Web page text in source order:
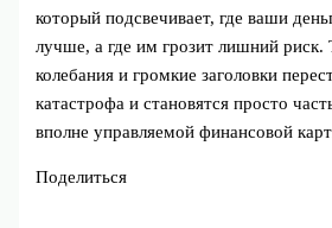
который подсвечивает, где ваши
лучше, а где им грозит лишний риск.
колебания и громкие заголовки
катастрофа и становятся просто
вполне управляемой финансовой
Поделиться